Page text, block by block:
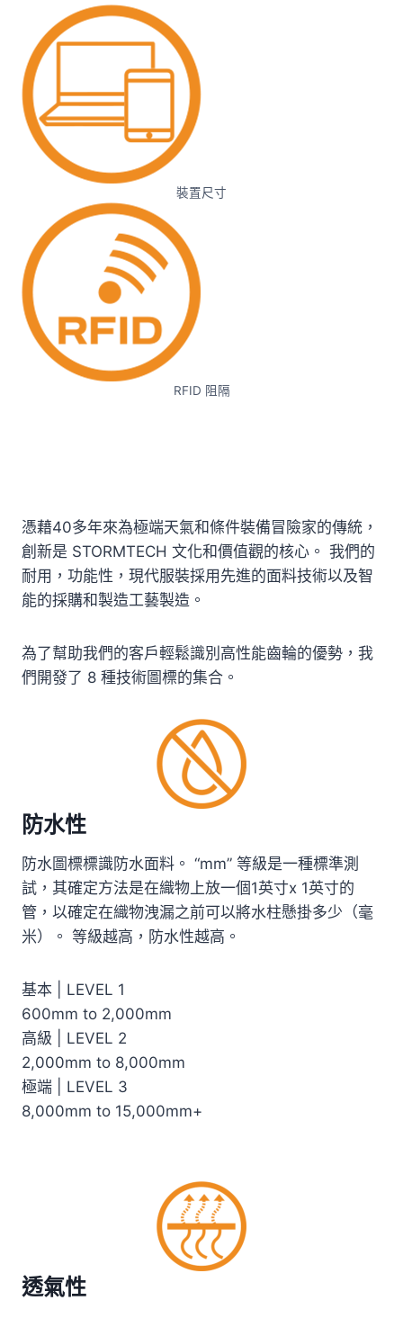
裝置尺寸
RFID 阻隔
憑藉40多年來為極端天氣和條件裝備冒險家的傳統，
創新是 STORMTECH 文化和價值觀的核心。 我們的
耐用，功能性，現代服裝採用先進的面料技術以及智
能的採購和製造工藝製造。
為了幫助我們的客戶輕鬆識別高性能齒輪的優勢，我
們開發了 8 種技術圖標的集合。
防水性
防水圖標標識防水面料。 “mm” 等級是一種標準測
試，其確定方法是在織物上放一個1英寸x 1英寸的
管，以確定在織物洩漏之前可以將水柱懸掛多少（毫
米）。 等級越高，防水性越高。
基本 | LEVEL 1
600mm to 2,000mm
高級 | LEVEL 2
2,000mm to 8,000mm
極端 | LEVEL 3
8,000mm to 15,000mm+
透氣性